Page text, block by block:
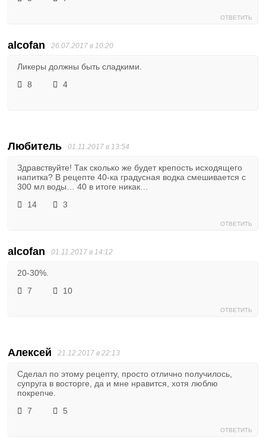
ОТВЕТИТЬ
alcofan 26.07.2017 в 10:20
Ликеры должны быть сладкими.
8
4
Любитель 01.11.2017 в 13:54
Здравствуйте! Так сколько же будет крепость исходящего
напитка? В рецепте 40-ка градусная водка смешивается с
300 мл воды… 40 в итоге никак…
14
3
ОТВЕТИТЬ
alcofan 01.11.2017 в 14:12
20-30%.
7
10
ОТВЕТИТЬ
Алексей 21.12.2017 в 22:13
Сделал по этому рецепту, просто отлично получилось,
супруга в восторге, да и мне нравится, хотя люблю
покрепче.
7
5
ОТВЕТИТЬ